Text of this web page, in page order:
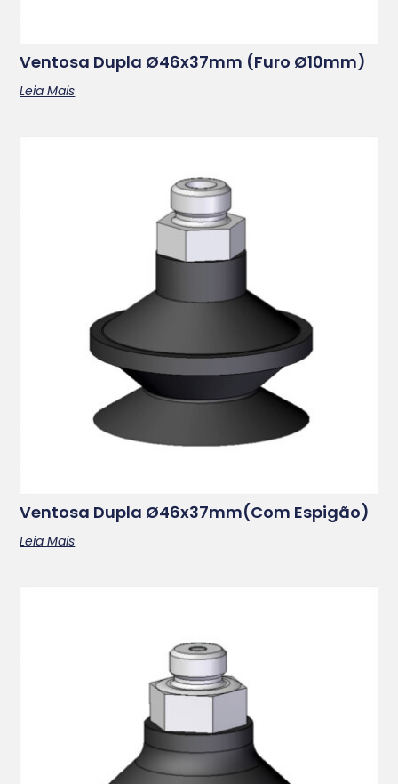
Ventosa Dupla Ø46x37mm (furo Ø10mm)
Leia Mais
Ventosa Dupla Ø46x37mm(com Espigão)
Leia Mais